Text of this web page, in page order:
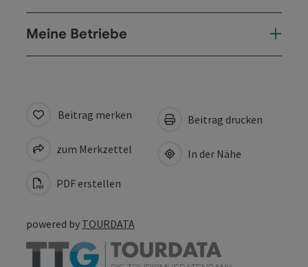
Meine Betriebe
Beitrag merken
zum Merkzettel
PDF erstellen
Beitrag drucken
In der Nähe
powered by TOURDATA